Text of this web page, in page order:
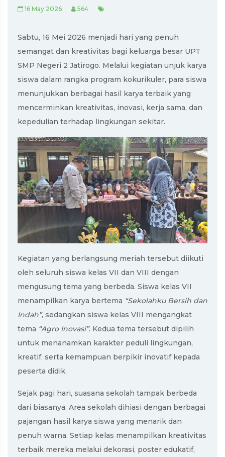
16 May 2026 564
Sabtu, 16 Mei 2026 menjadi hari yang penuh
semangat dan kreativitas bagi keluarga besar UPT
SMP Negeri 2 Jatirogo. Melalui kegiatan unjuk karya
siswa dalam rangka program kokurikuler, para siswa
menunjukkan berbagai hasil karya terbaik yang
mencerminkan kreativitas, inovasi, kerja sama, dan
kepedulian terhadap lingkungan sekitar.
Kegiatan yang berlangsung meriah tersebut diikuti
oleh seluruh siswa kelas VII dan VIII dengan
mengusung tema yang berbeda. Siswa kelas VII
menampilkan karya bertema “Sekolahku Bersih dan
Indah”, sedangkan siswa kelas VIII mengangkat
tema “Agro Inovasi”. Kedua tema tersebut dipilih
untuk menanamkan karakter peduli lingkungan,
kreatif, serta kemampuan berpikir inovatif kepada
peserta didik.
Sejak pagi hari, suasana sekolah tampak berbeda
dari biasanya. Area sekolah dihiasi dengan berbagai
pajangan hasil karya siswa yang menarik dan
penuh warna. Setiap kelas menampilkan kreativitas
terbaik mereka melalui dekorasi, poster edukatif,